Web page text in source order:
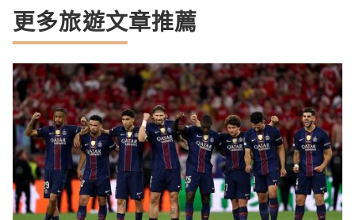
更多旅遊文章推薦